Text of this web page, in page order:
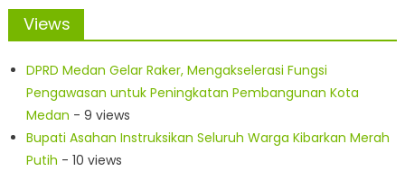
Views
DPRD Medan Gelar Raker, Mengakselerasi Fungsi
Pengawasan untuk Peningkatan Pembangunan Kota
Medan - 9 views
Bupati Asahan Instruksikan Seluruh Warga Kibarkan Merah
Putih - 10 views